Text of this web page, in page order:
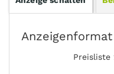
Anzeigenformat
Preisliste